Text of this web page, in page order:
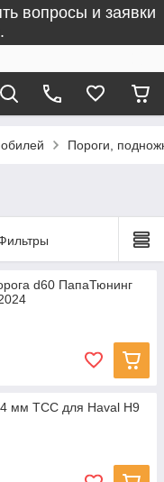
вопросы и заявки
Пороги,
d60 ПапаТюнинг
мм ТСС для Haval H9